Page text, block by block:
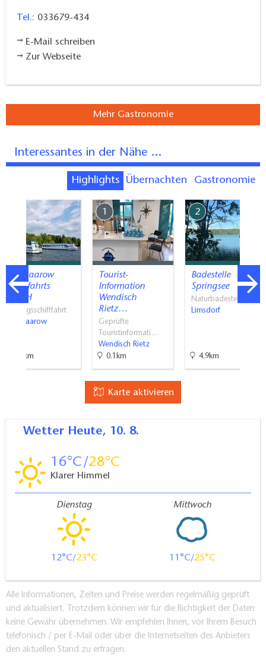
Tel.: 033679-434
E-Mail schreiben
Zur Webseite
Mehr Gastronomie
Interessantes in der Nähe ...
Highlights Übernachten Gastronomie
Bad Saarow
Schifffahrts
GmbH
Ausflugsschifffahrt
Bad Saarow
9.5km
1
Tourist-
Information
Wendisch
Rietz…
Geprüfte
Touristinformati…
Wendisch Rietz
0.1km
2
Badestelle
Springsee
Naturbadestellen
Limsdorf
4.9km
Karte aktivieren
Wetter Heute, 10. 8.
16 28
Klarer Himmel
Dienstag
12 23
Mittwoch
11 25
Alle Informationen, Zeiten und Preise werden regelmäßig geprüft
und aktualisiert. Trotzdem können wir für die Richtigkeit der Daten
keine Gewähr übernehmen. Wir empfehlen Ihnen, vor Ihrem Besuch
telefonisch / per E-Mail oder über die Internetseiten des Anbieters
den aktuellen Stand zu erfragen.